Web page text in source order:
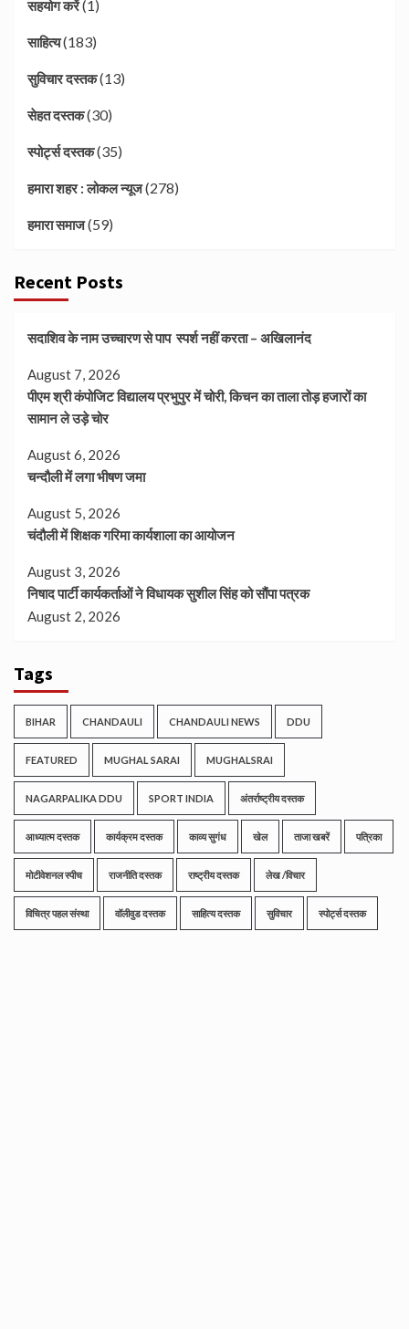
सहयोग करें(1)
साहित्य(183)
सुविचार दस्तक(13)
सेहत दस्तक(30)
स्पोर्ट्स दस्तक(35)
हमारा शहर : लोकल न्यूज(278)
हमारा समाज(59)
Recent Posts
सदाशिव के नाम उच्चारण से पाप स्पर्श नहीं करता – अखिलानंद
August 7, 2026
पीएम श्री कंपोजिट विद्यालय प्रभुपुर में चोरी, किचन का ताला तोड़ हजारों का
सामान ले उड़े चोर
August 6, 2026
चन्दौली में लगा भीषण जमा
August 5, 2026
चंदौली में शिक्षक गरिमा कार्यशाला का आयोजन
August 3, 2026
निषाद पार्टी कार्यकर्ताओं ने विधायक सुशील सिंह को सौंपा पत्रक
August 2, 2026
Tags
BIHAR CHANDAULI CHANDAULI NEWS DDU
FEATURED MUGHAL SARAI MUGHALSRAI
NAGARPALIKA DDU SPORT INDIA अंतर्राष्ट्रीय दस्तक
आध्यात्म दस्तक कार्यक्रम दस्तक काव्य सुगंध खेल ताजा खबरें पत्रिका
मोटीवेशनल स्पीच राजनीति दस्तक राष्ट्रीय दस्तक लेख /विचार
विचित्र पहल संस्था वॉलीवुड दस्तक साहित्य दस्तक सुविचार स्पोर्ट्स दस्तक